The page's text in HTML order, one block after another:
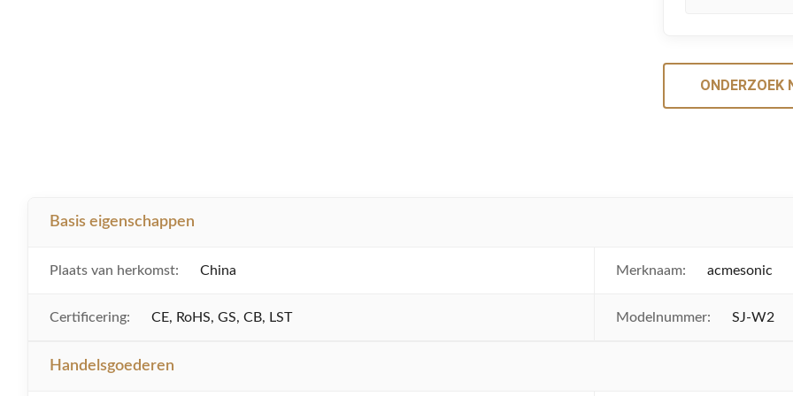
ONDERZOEK
Basis eigenschappen
Plaats van herkomst: China Merknaam: acmesonic
Certificering: CE, RoHS, GS, CB, LST Modelnummer: SJ-W2
Handelsgoederen